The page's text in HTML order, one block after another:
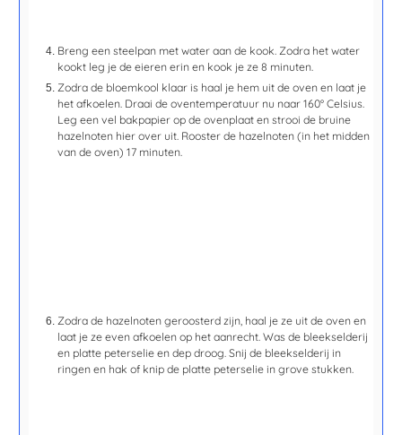
Breng een steelpan met water aan de kook. Zodra het water
kookt leg je de eieren erin en kook je ze8 minuten
Zodra de bloemkool klaar is haal je hem uit de oven en laat je
het afkoelen. Draai de oventemperatuur nu naar 160° Celsius.
Leg een vel bakpapier op de ovenplaat en strooi de bruine
hazelnoten hier over uit. Rooster de hazelnoten (in het midden
van de oven)17 minuten.
Zodra de hazelnoten geroosterd zijn, haal je ze uit de oven en
laat je ze even afkoelen op het aanrecht. Was de bleekselderij
en platte peterselie en dep droog. Snij de bleekselderij in
ringen en hak of knip de platte peterselie in grove stukken.